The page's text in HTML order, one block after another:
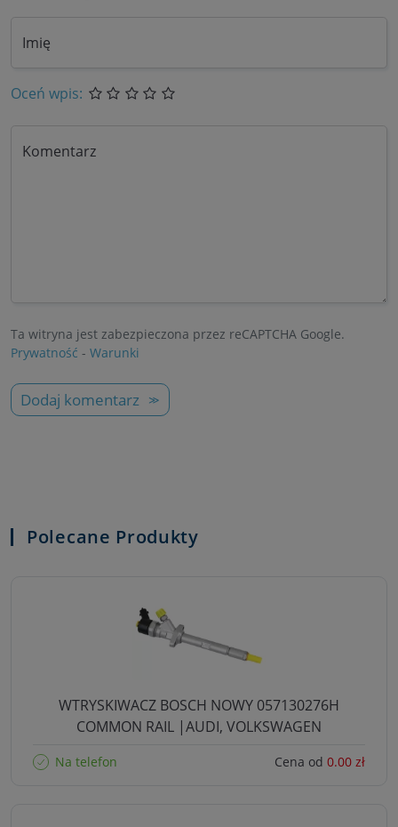
Imię
Oceń wpis:
Komentarz
Ta witryna jest zabezpieczona przez reCAPTCHA Google.
Prywatność - Warunki
Dodaj komentarz
Polecane Produkty
WTRYSKIWACZ BOSCH NOWY 057130276H
COMMON RAIL |AUDI, VOLKSWAGEN
Na telefon Cena od 0.00 zł